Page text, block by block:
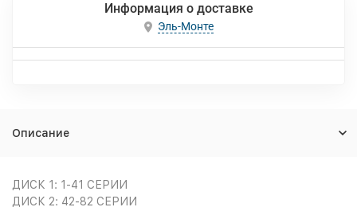
Информация о доставке
Эль-Монте
Описание
ДИСК 1: 1-41 СЕРИИ
ДИСК 2: 42-82 СЕРИИ